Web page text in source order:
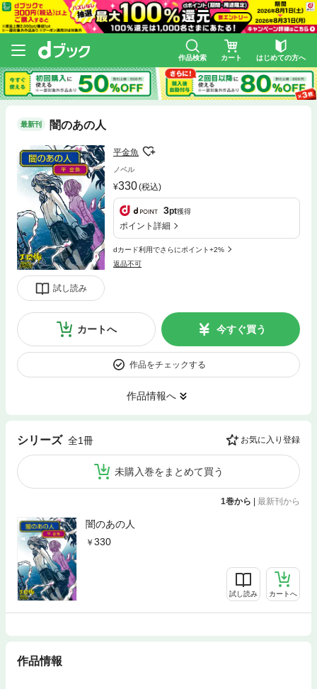
作品検索 カート はじめての方へ
最新刊 闇のあの人
試し読み
平金魚
ノベル
330(税込)
3pt獲得
ポイント詳細
dカード利用でさらにポイント+2%
返品不可
カートへ 今すぐ買う
作品をチェックする
作品情報へ
シリーズ 全1冊 お気に入り登録
未購入巻をまとめて買う
1巻から | 最新刊から
闇のあの人
330
試し読み カートへ
作品情報